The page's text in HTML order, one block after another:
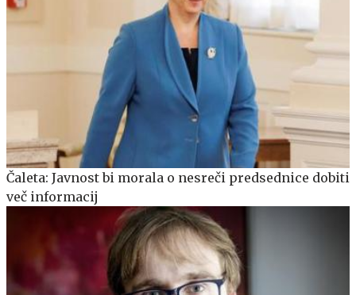
Čaleta: Javnost bi morala o nesreči predsednice dobiti
več informacij